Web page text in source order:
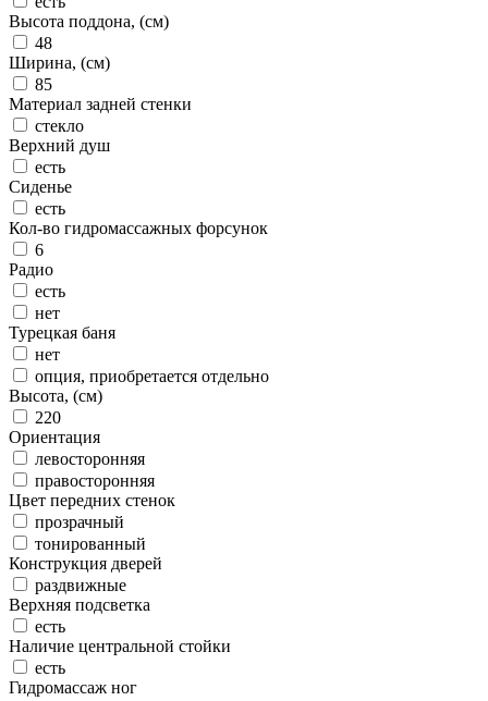
Высота поддона, (см)
48
Ширина, (см)
85
Материал задней стенки
стекло
Верхний душ
есть
Сиденье
есть
Кол-во гидромассажных форсунок
6
Радио
есть
нет
Турецкая баня
нет
опция, приобретается отдельно
Высота, (см)
220
Ориентация
левосторонняя
правосторонняя
Цвет передних стенок
прозрачный
тонированный
Конструкция дверей
раздвижные
Верхняя подсветка
есть
Наличие центральной стойки
есть
Гидромассаж ног